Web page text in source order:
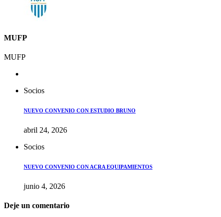
MUFP
MUFP
Socios
NUEVO CONVENIO CON ESTUDIO BRUNO
abril 24, 2026
Socios
NUEVO CONVENIO CON ACRA EQUIPAMIENTOS
junio 4, 2026
Deje un comentario